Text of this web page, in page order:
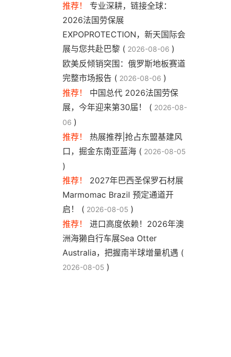
推荐！
专业深耕，链接全球：
2026法国劳保展
EXPOPROTECTION，新天国际会
展与您共赴巴黎 ( 2026-08-06 )
​欧美反倾销突围：俄罗斯地板赛道
完整市场报告 ( 2026-08-06 )
推荐！
中国总代 2026法国劳保
展，今年迎来第30届！ ( 2026-08-
06 )
推荐！
热展推荐|抢占东盟基建风
口，掘金东南亚蓝海 ( 2026-08-05
)
推荐！
2027年巴西圣保罗石材展
Marmomac Brazil 预定通道开
启！ ( 2026-08-05 )
推荐！
进口高度依赖！2026年澳
洲海獭自行车展Sea Otter
Australia，把握南半球增量机遇 (
2026-08-05 )